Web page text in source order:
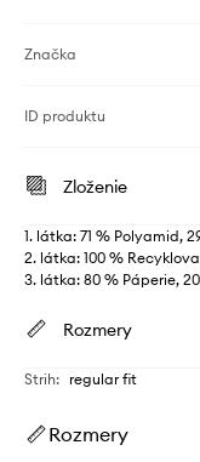
Značka
ID produktu
Zloženie
1. látka: 71 % Polyamid,
2. látka: 100 %
3. látka: 80 % Páperie,
Rozmery
Strih: regular fit
Rozmery